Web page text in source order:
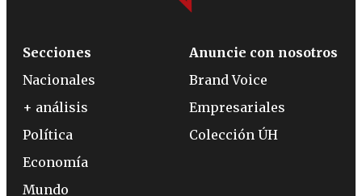
Secciones
Nacionales
+ análisis
Política
Economía
Mundo
Anuncie con nosotros
Brand Voice
Empresariales
Colección ÚH